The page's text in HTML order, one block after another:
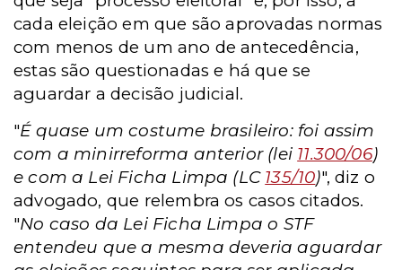
cada eleição em que são aprovadas normas
com menos de um ano de antecedência,
estas são questionadas e há que se
aguardar a decisão judicial.
"É quase um costume brasileiro: foi assim
com a minirreforma anterior (lei 11.300/06)
e com a Lei Ficha Limpa (LC 135/10)", diz o
advogado, que relembra os casos citados.
"No caso da Lei Ficha Limpa o STF
entendeu que a mesma deveria aguardar